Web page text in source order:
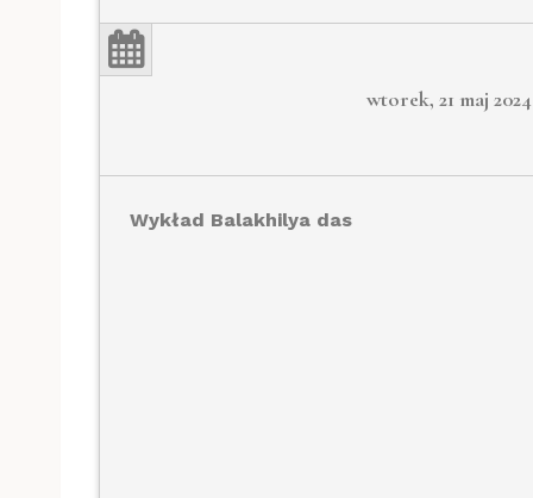
wtorek, 21 maj 2024
Wykład Balakhilya das